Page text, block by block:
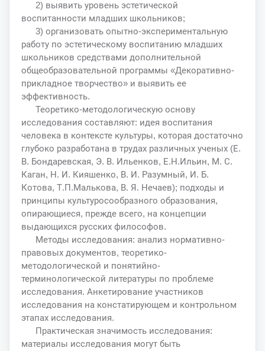
2) выявить уровень эстетической
воспитанности младших школьников;
3) организовать опытно-экспериментальную
работу по эстетическому воспитанию младших
школьников средствами дополнительной
общеобразовательной программы «Декоративно-
прикладное творчество» и выявить ее
эффективность.
Теоретико-методологическую основу
исследования составляют: идея воспитания
человека в контексте культуры, которая достаточно
глубоко разработана в трудах различных ученых (Е.
В. Бондаревская, Э. В. Ильенков, Е.Н.Ильин, М. С.
Каган, Н. И. Кияшенко, В. И. Разумный, И. Б.
Котова, Т.П.Малькова, В. Я. Нечаев); подходы и
принципы культуросообразного образования,
опирающиеся, прежде всего, на концепции
выдающихся русских философов.
Методы исследования: анализ нормативно-
правовых документов, теоретико-
методологической и понятийно-
терминологической литературы по проблеме
исследования. Анкетирование участников
исследования на констатирующем и контрольном
этапах исследования.
Практическая значимость исследования:
материалы исследования могут быть